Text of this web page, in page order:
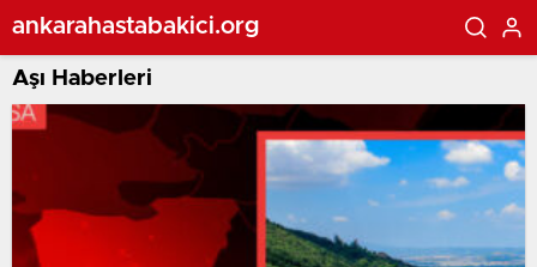
ankarahastabakici.org
Aşı Haberleri